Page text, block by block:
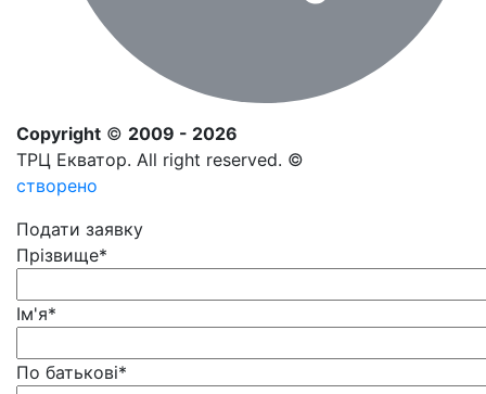
Copyright © 2009 - 2026
ТРЦ Екватор. All right reserved. ©
створено
Подати заявку
Прізвище*
Ім'я*
По батькові*